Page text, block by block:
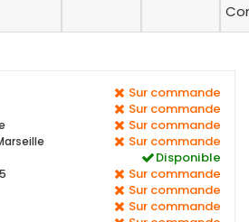
Sur commande
Sur commande
Sur commande
Sur commande
Disponible
Sur commande
Sur commande
Sur commande